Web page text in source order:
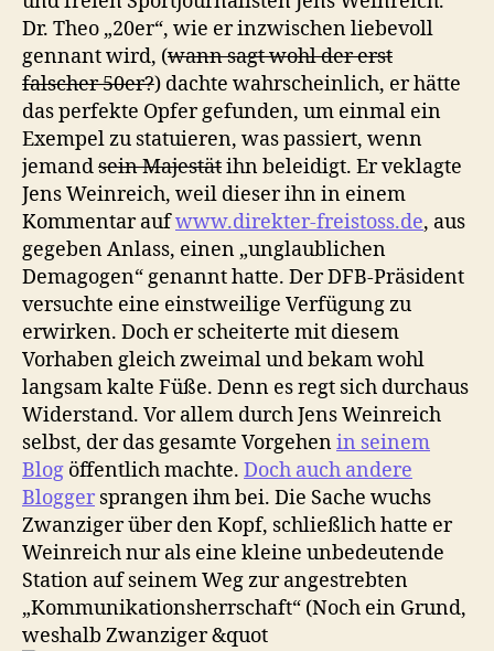
Dr. Theo „20er“, wie er inzwischen liebevoll
gennant wird, (wann sagt wohl der erst
falscher 50er?) dachte wahrscheinlich, er hätte
das perfekte Opfer gefunden, um einmal ein
Exempel zu statuieren, was passiert, wenn
jemandsein Majestätihn beleidigt. Er veklagte
Jens Weinreich, weil dieser ihn in einem
Kommentar aufwww.direkter-freistoss.de, aus
gegeben Anlass, einen „unglaublichen
Demagogen“ genannt hatte. Der DFB-Präsident
versuchte eine einstweilige Verfügung zu
erwirken. Doch er scheiterte mit diesem
Vorhaben gleich zweimal und bekam wohl
langsam kalte Füße. Denn es regt sich durchaus
Widerstand. Vor allem durch Jens Weinreich
selbst, der das gesamte Vorgehenin seinem
Blog öffentlich machte. Doch auch andere
Blogger sprangen ihm bei. Die Sache wuchs
Zwanziger über den Kopf, schließlich hatte er
Weinreich nur als eine kleine unbedeutende
Station auf seinem Weg zur angestrebten
„Kommunikationsherrschaft“ (Noch ein Grund,
weshalb Zwanziger &quot